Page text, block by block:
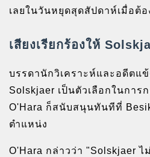
เลยในวันหยุดสุดสัปดาห์เมื่อต้
เสียงเรียกร้องให้
บรรดานักวิเคราะห์และอดีตแ
Solskjaer เป็นตัวเลือกในกา
O'Hara ก็สนับสนุนทันทีที่
ตำแหน่ง
O'Hara กล่าวว่า "Solskjaer ไ